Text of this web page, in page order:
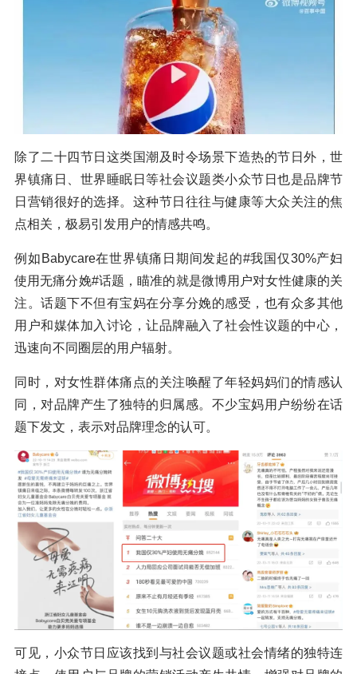
除了二十四节日这类国潮及时令场景下造热的节日外，世
界镇痛日、世界睡眠日等社会议题类小众节日也是品牌节
日营销很好的选择。这种节日往往与健康等大众关注的焦
点相关，极易引发用户的情感共鸣。
例如Babycare在世界镇痛日期间发起的#我国仅30%产妇
使用无痛分娩#话题，瞄准的就是微博用户对女性健康的关
注。话题下不但有宝妈在分享分娩的感受，也有众多其他
用户和媒体加入讨论，让品牌融入了社会性议题的中心，
迅速向不同圈层的用户辐射。
同时，对女性群体痛点的关注唤醒了年轻妈妈们的情感认
同，对品牌产生了独特的归属感。不少宝妈用户纷纷在话
题下发文，表示对品牌理念的认可。
可见，小众节日应该找到与社会议题或社会情绪的独特连